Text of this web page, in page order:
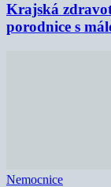
Krajská
porodnice s
Nemocnice